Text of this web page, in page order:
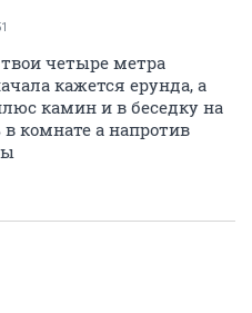
четыре метра
кажется ерунда, а
камин и в беседку на
комнате а напротив